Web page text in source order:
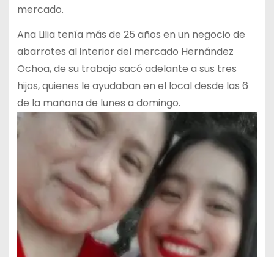
mercado.
Ana Lilia tenía más de 25 años en un negocio de
abarrotes al interior del mercado Hernández
Ochoa, de su trabajo sacó adelante a sus tres
hijos, quienes le ayudaban en el local desde las 6
de la mañana de lunes a domingo.